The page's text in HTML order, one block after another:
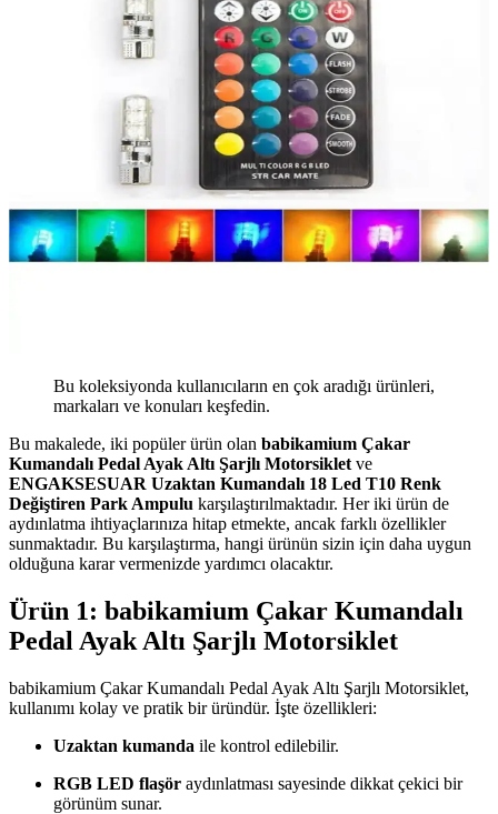
Bu koleksiyonda kullanıcıların en çok aradığı ürünleri,
markaları ve konuları keşfedin.
Bu makalede, iki popüler ürün olan babikamium Çakar
Kumandalı Pedal Ayak Altı Şarjlı Motorsiklet ve
ENGAKSESUAR Uzaktan Kumandalı 18 Led T10 Renk
Değiştiren Park Ampulu karşılaştırılmaktadır. Her iki ürün de
aydınlatma ihtiyaçlarınıza hitap etmekte, ancak farklı özellikler
sunmaktadır. Bu karşılaştırma, hangi ürünün sizin için daha uygun
olduğuna karar vermenizde yardımcı olacaktır.
Ürün 1: babikamium Çakar Kumandalı
Pedal Ayak Altı Şarjlı Motorsiklet
babikamium Çakar Kumandalı Pedal Ayak Altı Şarjlı Motorsiklet,
kullanımı kolay ve pratik bir üründür. İşte özellikleri:
Uzaktan kumanda ile kontrol edilebilir.
RGB LED flaşör aydınlatması sayesinde dikkat çekici bir
görünüm sunar.